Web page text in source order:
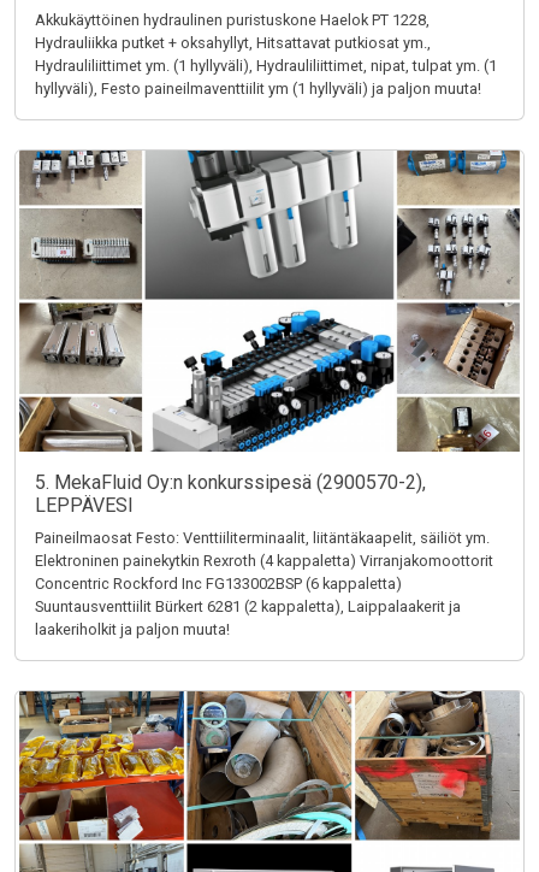
Akkukäyttöinen hydraulinen puristuskone Haelok PT 1228,
Hydrauliikka putket + oksahyllyt, Hitsattavat putkiosat ym.,
Hydrauliliittimet ym. (1 hyllyväli), Hydrauliliittimet, nipat, tulpat ym. (1
hyllyväli), Festo paineilmaventtiilit ym (1 hyllyväli) ja paljon muuta!
5. MekaFluid Oy:n konkurssipesä (2900570-2),
LEPPÄVESI
Paineilmaosat Festo: Venttiiliterminaalit, liitäntäkaapelit, säiliöt ym.
Elektroninen painekytkin Rexroth (4 kappaletta) Virranjakomoottorit
Concentric Rockford Inc FG133002BSP (6 kappaletta)
Suuntausventtiilit Bürkert 6281 (2 kappaletta), Laippalaakerit ja
laakeriholkit ja paljon muuta!